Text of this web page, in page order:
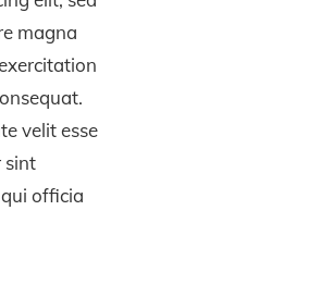
magna
velit esse
sint
officia